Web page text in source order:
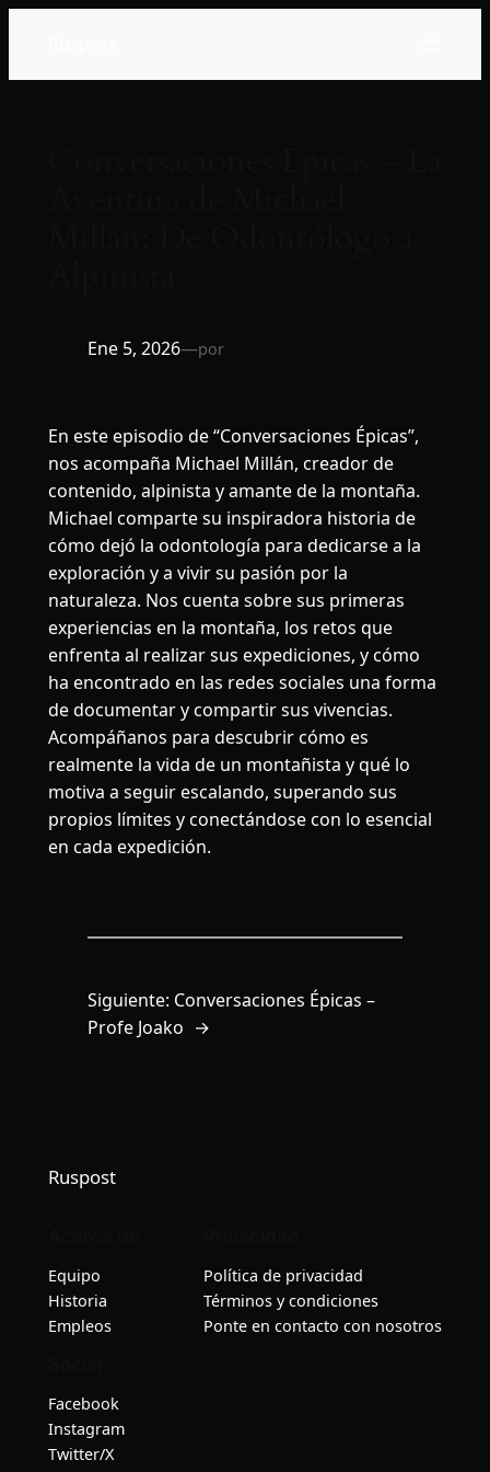
contenido
Ene 5, 2026—por
En este episodio de “Conversaciones Épicas”,
nos acompaña Michael Millán, creador de
contenido, alpinista y amante de la montaña.
Michael comparte su inspiradora historia de
cómo dejó la odontología para dedicarse a la
exploración y a vivir su pasión por la
naturaleza. Nos cuenta sobre sus primeras
experiencias en la montaña, los retos que
enfrenta al realizar sus expediciones, y cómo
ha encontrado en las redes sociales una forma
de documentar y compartir sus vivencias.
Acompáñanos para descubrir cómo es
realmente la vida de un montañista y qué lo
motiva a seguir escalando, superando sus
propios límites y conectándose con lo esencial
en cada expedición.
Siguiente: Conversaciones Épicas –
Profe Joako →
Ruspost
Equipo
Historia
Empleos
Política de privacidad
Términos y condiciones
Ponte en contacto con nosotros
Facebook
Instagram
Twitter/X